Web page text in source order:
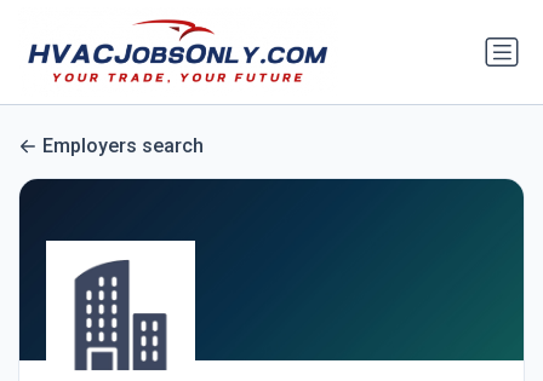
Employers search